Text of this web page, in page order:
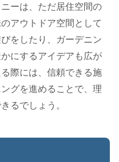
ーは、ただ居住空間の
アウトドア空間として
をしたり、ガーデニン
にするアイデアも広が
際には、信頼できる施
グを進めることで、理
るでしょう。